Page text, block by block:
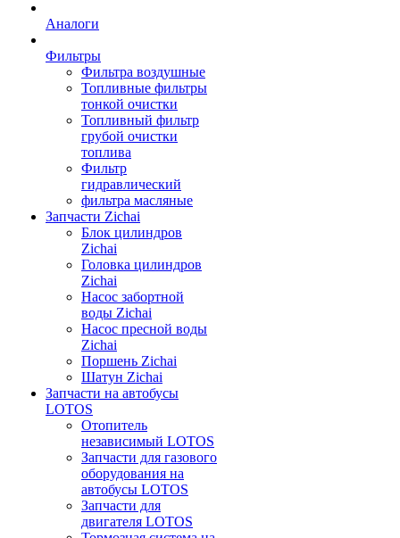
Аналоги
Фильтры
Фильтра воздушные
Топливные фильтры
тонкой очистки
Топливный фильтр
грубой очистки
топлива
Фильтр
гидравлический
фильтра масляные
Запчасти Zichai
Блок цилиндров
Zichai
Головка цилиндров
Zichai
Насос забортной
воды Zichai
Насос пресной воды
Zichai
Поршень Zichai
Шатун Zichai
Запчасти на автобусы
LOTOS
Отопитель
независимый LOTOS
Запчасти для газового
оборудования на
автобусы LOTOS
Запчасти для
двигателя LOTOS